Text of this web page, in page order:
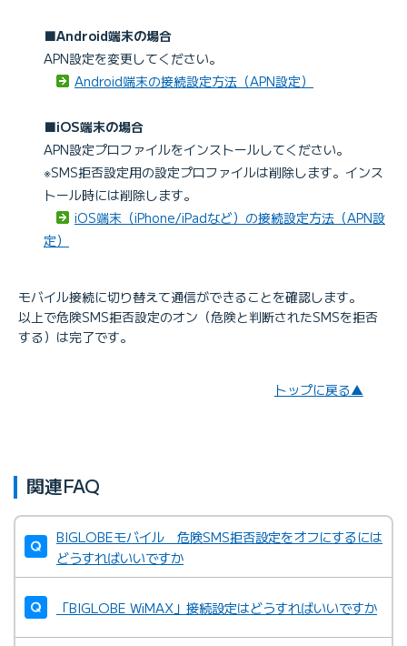
■Android端末の場合
APN設定を変更してください。
Android端末の接続設定方法（APN設定）
■iOS端末の場合
APN設定プロファイルをインストールしてください。
※SMS拒否設定用の設定プロファイルは削除します。インス
トール時には削除します。
iOS端末（iPhone/iPadなど）の接続設定方法（APN設
定）
モバイル接続に切り替えて通信ができることを確認します。
以上で危険SMS拒否設定のオン（危険と判断されたSMSを拒否
する）は完了です。
トップに戻る▲
関連FAQ
BIGLOBEモバイル 危険SMS拒否設定をオフにするには
どうすればいいですか
「BIGLOBE WiMAX」接続設定はどうすればいいですか